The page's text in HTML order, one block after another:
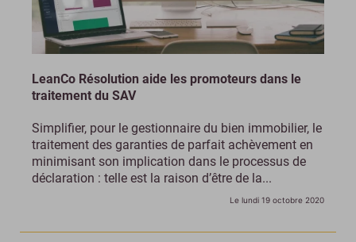
LeanCo Résolution aide les promoteurs dans le
traitement du SAV
Simplifier, pour le gestionnaire du bien immobilier, le
traitement des garanties de parfait achèvement en
minimisant son implication dans le processus de
déclaration : telle est la raison d’être de la...
Le lundi 19 octobre 2020